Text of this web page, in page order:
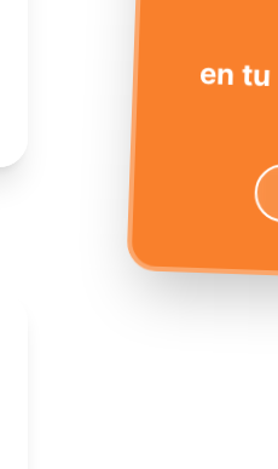
en